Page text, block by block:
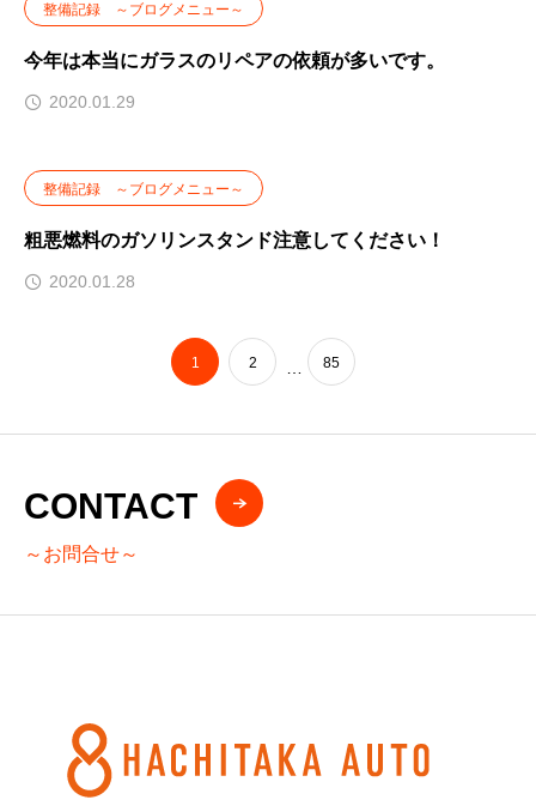
整備記録 ～ブログメニュー～
今年は本当にガラスのリペアの依頼が多いです。
2020.01.29
整備記録 ～ブログメニュー～
粗悪燃料のガソリンスタンド注意してください！
2020.01.28
1 2 85
CONTACT
～お問合せ～